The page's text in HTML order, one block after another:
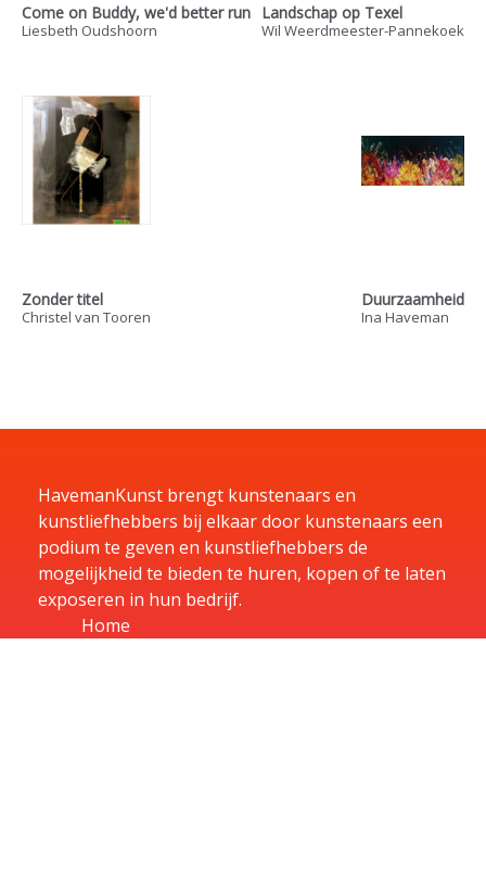
Come on Buddy, we'd better run
Liesbeth Oudshoorn
Landschap op Texel
Wil Weerdmeester-Pannekoek
Zonder titel
Christel van Tooren
Duurzaamheid
Ina Haveman
HavemanKunst brengt kunstenaars en
kunstliefhebbers bij elkaar door kunstenaars een
podium te geven en kunstliefhebbers de
mogelijkheid te bieden te huren, kopen of te laten
exposeren in hun bedrijf.
Home